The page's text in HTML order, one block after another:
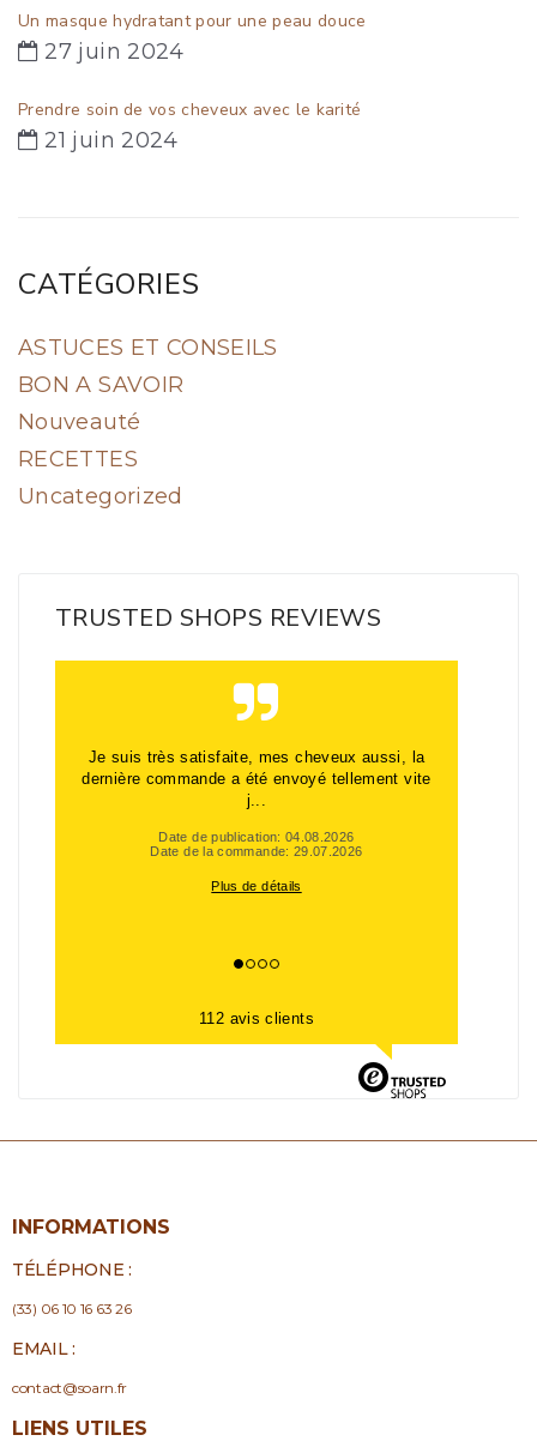
Un masque hydratant pour une peau douce
27 juin 2024
Prendre soin de vos cheveux avec le karité
21 juin 2024
CATÉGORIES
ASTUCES ET CONSEILS
BON A SAVOIR
Nouveauté
RECETTES
Uncategorized
TRUSTED SHOPS REVIEWS
Rapidité de l'envoi du colis, avec 4 échantillons
( 2 échantillons de leave-in et 2 échantillons...
Date de la commande: 05.06.2026
112 avis clients
INFORMATIONS
TÉLÉPHONE :
(33) 06 10 16 63 26
EMAIL :
contact@soarn.fr
LIENS UTILES